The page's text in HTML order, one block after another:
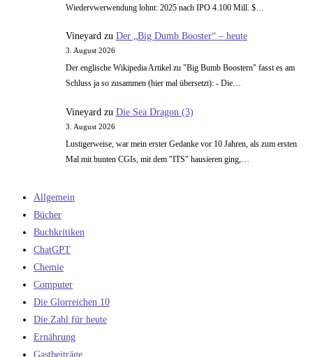
Wiedervwerwendung lohnt: 2025 nach IPO 4.100 Mill. $…
Vineyardzu Der „Big Dumb Booster“ – heute
3. August 2026
Der englische Wikipedia Artikel zu "Big Bumb Boostern" fasst es am
Schluss ja so zusammen (hier mal übersetzt): - Die…
Vineyard zu Die Sea Dragon (3)
3. August 2026
Lustigerweise, war mein erster Gedanke vor 10 Jahren, als zum ersten
Mal mit bunten CGIs, mit dem "ITS" hausieren ging,…
Allgemein
Bücher
Buchkritiken
ChatGPT
Chemie
Computer
Die Glorreichen 10
Die Zahl für heute
Ernährung
Gastbeiträge